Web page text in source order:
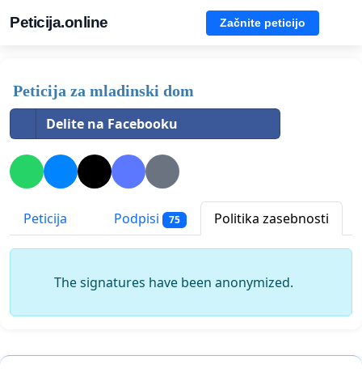
Peticija.online Začnite peticijo
Peticija za mladinski dom
Delite na Facebooku
Peticija Podpisi 75 Politika zasebnosti
The signatures have been anonymized.